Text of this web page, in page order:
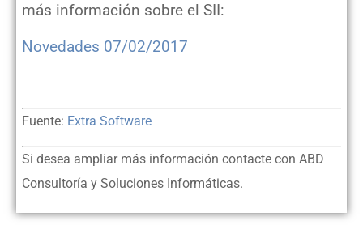
más información sobre el SII:
Novedades 07/02/2017
Fuente: Extra Software
Si desea ampliar más información contacte con ABD
Consultoría y Soluciones Informáticas.